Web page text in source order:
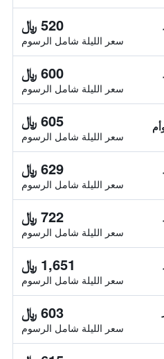
520 ﷼
سعر الليلة شامل الرسوم
600 ﷼
سعر الليلة شامل الرسوم
605 ﷼
سعر الليلة شامل الرسوم
629 ﷼
سعر الليلة شامل الرسوم
722 ﷼
سعر الليلة شامل الرسوم
1,651 ﷼
سعر الليلة شامل الرسوم
603 ﷼
سعر الليلة شامل الرسوم